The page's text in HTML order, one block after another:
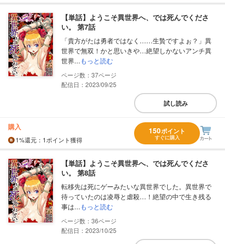
【単話】ようこそ異世界へ、では死んでくださ
い。 第7話
「貴方がたは勇者ではなく……生贄ですよぉ？」異
世界で無双！かと思いきや…絶望しかないアンチ異
世界...もっと読む
37
配信日：2023/09/25
試し読み
購入
1%還元 ：1ポイント獲得
150ポイント
すぐに購入
【単話】ようこそ異世界へ、では死んでくださ
い。 第8話
転移先は死にゲーみたいな異世界でした。異世界で
待っていたのは凌辱と虐殺…！絶望の中で生き残る
事は...もっと読む
36
配信日：2023/10/25